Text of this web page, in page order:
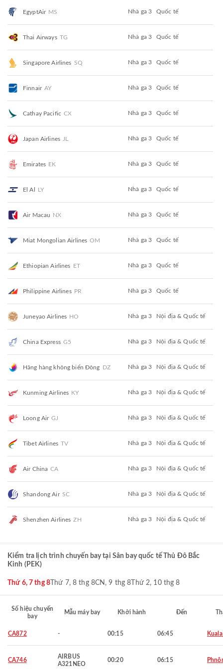
EgyptAir MS Nhà ga 3 Quốc tế
Thai Airways TG Nhà ga 3 Quốc tế
Singapore Airlines SQ Nhà ga 3 Quốc tế
Finnair AY Nhà ga 3 Quốc tế
Cathay Pacific CX Nhà ga 3 Quốc tế
Japan Airlines JL Nhà ga 3 Quốc tế
Emirates EK Nhà ga 3 Quốc tế
El Al LY Nhà ga 3 Quốc tế
Air Macau NX Nhà ga 3 Quốc tế
Miat Mongolian Airlines OM Nhà ga 3 Quốc tế
Ethiopian Airlines ET Nhà ga 3 Quốc tế
Philippine Airlines PR Nhà ga 3 Quốc tế
Juneyao Airlines HO Nhà ga 3 Nội địa & Quốc tế
China Express G5 Nhà ga 3 Nội địa & Quốc tế
Hãng hàng không biển Đông DZ Nhà ga 3 Nội địa & Quốc tế
Kunming Airlines KY Nhà ga 3 Nội địa & Quốc tế
Loong Air GJ Nhà ga 3 Nội địa & Quốc tế
Tibet Airlines TV Nhà ga 3 Nội địa & Quốc tế
Air China CA Nhà ga 3 Nội địa & Quốc tế
Shandong Air SC Nhà ga 3 Nội địa & Quốc tế
Shenzhen Airlines ZH Nhà ga 3 Nội địa & Quốc tế
Kiểm tra lịch trình chuyến bay tại Sân bay quốc tế Thủ Đô Bắc
Kinh (PEK)
Thứ 6, 7 thg 8Thứ 7, 8 thg 8CN, 9 thg 8 Thứ 2, 10 thg 8
Số hiệu chuyến
bay
Mẫu máy bay Khởi hành Đến
CA872 - 00:15 06:45
CA746
AIRBUS
A321NEO
00:20 06:15